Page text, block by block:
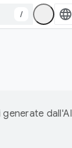
/
dall'AI